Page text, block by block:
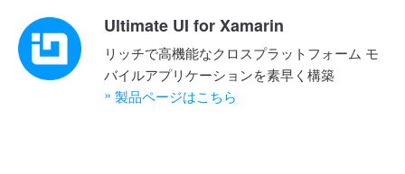
Ultimate UI for Xamarin
リッチで高機能なクロスプラットフォーム モ
バイルアプリケーションを素早く構築
» 製品ページはこちら